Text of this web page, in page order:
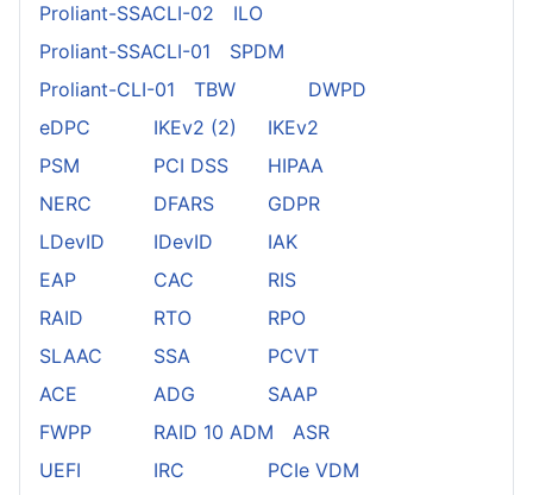
Proliant-SSACLI-02
ILO
Proliant-SSACLI-01
SPDM
Proliant-CLI-01
TBW
DWPD
eDPC
IKEv2 (2)
IKEv2
PSM
PCI DSS
HIPAA
NERC
DFARS
GDPR
LDevID
IDevID
IAK
EAP
CAC
RIS
RAID
RTO
RPO
SLAAC
SSA
PCVT
ACE
ADG
SAAP
FWPP
RAID 10 ADM
ASR
UEFI
IRC
PCIe VDM